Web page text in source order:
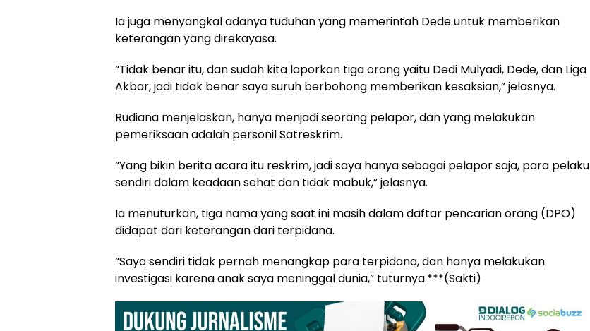
Ia juga menyangkal adanya tuduhan yang memerintah Dede untuk memberikan
keterangan yang direkayasa.
“Tidak benar itu, dan sudah kita laporkan tiga orang yaitu Dedi Mulyadi, Dede, dan Liga
Akbar, jadi tidak benar saya suruh berbohong memberikan kesaksian,” jelasnya.
Rudiana menjelaskan, hanya menjadi seorang pelapor, dan yang melakukan
pemeriksaan adalah personil Satreskrim.
“Yang bikin berita acara itu reskrim, jadi saya hanya sebagai pelapor saja, para pelaku
sendiri dalam keadaan sehat dan tidak mabuk,” jelasnya.
Ia menuturkan, tiga nama yang saat ini masih dalam daftar pencarian orang (DPO)
didapat dari keterangan dari terpidana.
“Saya sendiri tidak pernah menangkap para terpidana, dan hanya melakukan
investigasi karena anak saya meninggal dunia,” tuturnya.***(Sakti)